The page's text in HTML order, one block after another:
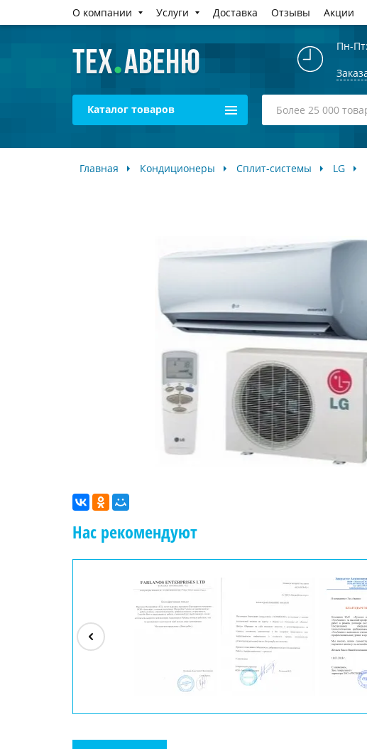
О компании Услуги Доставка Отзывы Акции
Пн-
Каталог товаров
Главная Кондиционеры Сплит-системы LG
Нас рекомендуют
">
Код PHP ">
"МидасМеталлАрт" PHP ">